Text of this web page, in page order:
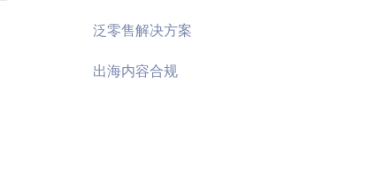
泛零售解决方案
出海内容合规